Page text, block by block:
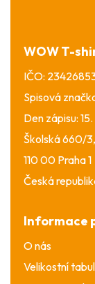
WOW T-
IČO:
Spisová
Den zápisu:
Školská 660/
110 00 Praha 1
Česká
Informace
O nás
Velikostní